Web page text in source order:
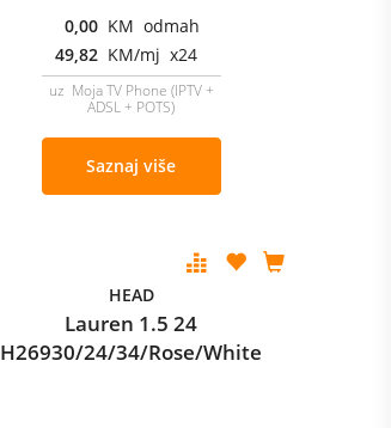
0,00 KM odmah
49,82 KM/mj x24
uz Moja TV Phone (IPTV +
ADSL + POTS)
Saznaj više
HEAD
Lauren 1.5 24
H26930/24/34/Rose/White